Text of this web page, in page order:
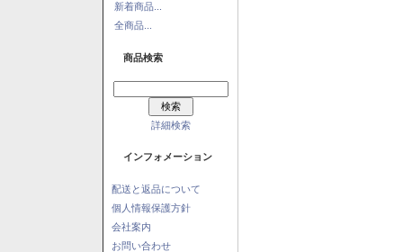
新着商品...
全商品...
商品検索
詳細検索
インフォメーション
配送と返品について
個人情報保護方針
会社案内
お問い合わせ